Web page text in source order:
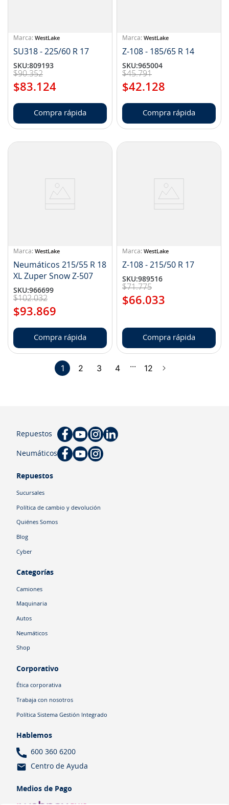
WestLake
SU318 - 225/60 R 17
SKU:809193
$90.352
$83.124
Compra rápida
WestLake
Z-108 - 185/65 R 14
SKU:965004
$45.791
$42.128
Compra rápida
WestLake
Neumáticos 215/55 R 18
XL Zuper Snow Z-507
SKU:966699
$102.032
$93.869
Compra rápida
WestLake
Z-108 - 215/50 R 17
SKU:989516
$71.775
$66.033
Compra rápida
1 2 3 4 ... 12
Repuestos
Neumáticos
Repuestos
Sucursales
Política de cambio y devolución
Quiénes Somos
Blog
Cyber
Categorías
Camiones
Maquinaria
Autos
Neumáticos
Shop
Corporativo
Ética corporativa
Trabaja con nosotros
Política Sistema Gestión Integrado
Hablemos
600 360 6200
Centro de Ayuda
Medios de Pago